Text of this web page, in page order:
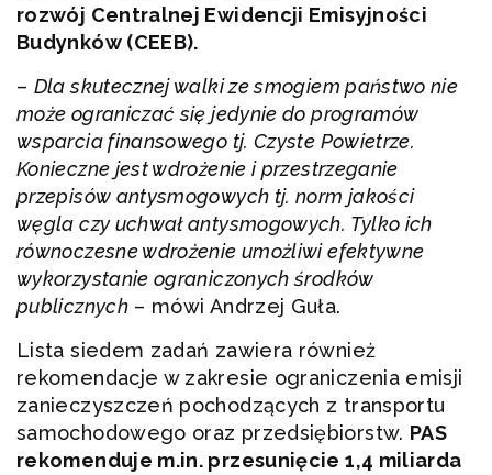
rozwój Centralnej Ewidencji Emisyjności
Budynków (CEEB).
– Dla skutecznej walki ze smogiem państwo nie
może ograniczać się jedynie do programów
wsparcia finansowego tj. Czyste Powietrze.
Konieczne jest wdrożenie i przestrzeganie
przepisów antysmogowych tj. norm jakości
węgla czy uchwał antysmogowych. Tylko ich
równoczesne wdrożenie umożliwi efektywne
wykorzystanie ograniczonych środków
publicznych– mówi Andrzej Guła.
Lista siedem zadań zawiera również
rekomendacje w zakresie ograniczenia emisji
zanieczyszczeń pochodzących z transportu
samochodowego oraz przedsiębiorstw. PAS
rekomenduje m.in. przesunięcie 1,4 miliarda